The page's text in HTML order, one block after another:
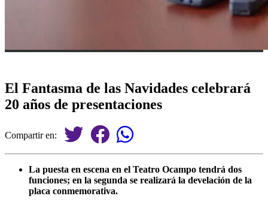
El Fantasma de las Navidades celebrará
20 años de presentaciones
Compartir en:
La puesta en escena en el Teatro Ocampo tendrá dos
funciones; en la segunda se realizará la develación de la
placa conmemorativa.